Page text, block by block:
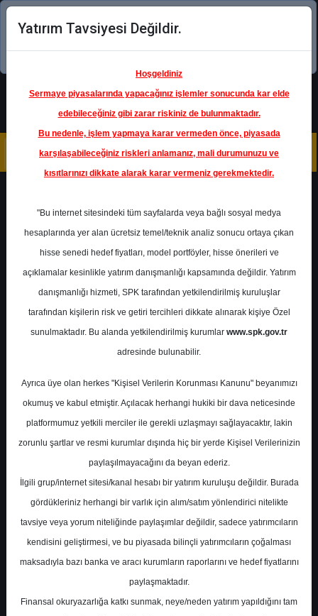
Şimdi uygulamayı indirin!
Ana Sayfa
Raporlar
Marbaş Menkul Değerler
OYAKC - Hedef Fiyat
Marbaş Menkul Değerler
Marbaş Menkul, OYAKC-OYAK Çimento için
hedef fiyatını 28,3 TL'den 29,52 TL'ye
yükseltti, tavsiyesini "tut" olarak korudu
Yatırım Tavsiyesi Değildir.
Hoşgeldiniz
Sermaye piyasalarında yapacağınız işlemler sonucunda kar elde
edebileceğiniz gibi zarar riskiniz de bulunmaktadır.
Bu nedenle, işlem yapmaya karar vermeden önce, piyasada
karşılaşabileceğiniz riskleri anlamanız, mali durumunuzu ve
kısıtlarınızı dikkate alarak karar vermeniz gerekmektedir.
"Bu internet sitesindeki tüm sayfalarda veya bağlı sosyal medya
hesaplarında yer alan ücretsiz temel/teknik analiz sonucu ortaya çıkan
hisse senedi hedef fiyatları, model portföyler, hisse önerileri ve
açıklamalar kesinlikle yatırım danışmanlığı kapsamında değildir. Yatırım
danışmanlığı hizmeti, SPK tarafından yetkilendirilmiş kuruluşlar
tarafından kişilerin risk ve getiri tercihleri dikkate alınarak kişiye Özel
sunulmaktadır. Bu alanda yetkilendirilmiş kurumlar www.spk.gov.tr
adresinde bulunabilir.
Ayrıca üye olan herkes "Kişisel Verilerin Korunması Kanunu" beyanımızı
okumuş ve kabul etmiştir. Açılacak herhangi hukiki bir dava neticesinde
platformumuz yetkili merciler ile gerekli uzlaşmayı sağlayacaktır, lakin
zorunlu şartlar ve resmi kurumlar dışında hiç bir yerde Kişisel Verilerinizin
paylaşılmayacağını da beyan ederiz.
İlgili grup/internet sitesi/kanal hesabı bir yatırım kuruluşu değildir. Burada
gördükleriniz herhangi bir varlık için alım/satım yönlendirici nitelikte
tavsiye veya yorum niteliğinde paylaşımlar değildir, sadece yatırımcıların
kendisini geliştirmesi, ve bu piyasada bilinçli yatırımcıların çoğalması
maksadıyla bazı banka ve aracı kurumların raporlarını ve hedef fiyatlarını
paylaşmaktadır.
Finansal okuryazarlığa katkı sunmak, neye/neden yatırım yapıldığını tam